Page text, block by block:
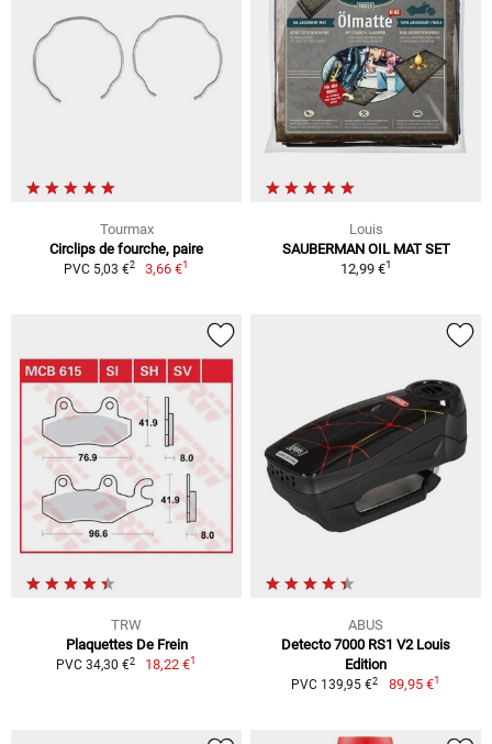
Tourmax
Circlips de fourche, paire
PVC 5,03 €2 3,66 €1
Louis
SAUBERMAN OIL MAT SET
12,99 €1
TRW
Plaquettes De Frein
PVC 34,30 €2 18,22 €1
ABUS
Detecto 7000 RS1 V2 Louis
Edition
PVC 139,95 €2 89,95 €1